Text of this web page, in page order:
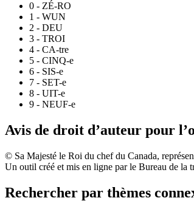
0 - ZÉ-RO
1 - WUN
2 - DEU
3 - TROI
4 - CA-tre
5 - CINQ-e
6 - SIS-e
7 - SET-e
8 - UIT-e
9 - NEUF-e
Avis de droit d’auteur pour
© Sa Majesté le Roi du chef du Canada,
Un outil créé et mis en ligne par le Bureau de la
Rechercher par thèmes